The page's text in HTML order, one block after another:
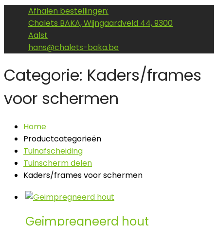
Afhalen bestellingen:
Chalets BAKA, Wijngaardveld 44, 9300
Aalst
hans@chalets-baka.be
Categorie: Kaders/frames
voor schermen
Home
Productcategorieën
Tuinafscheiding
Tuinscherm delen
Kaders/frames voor schermen
Geimpregneerd hout